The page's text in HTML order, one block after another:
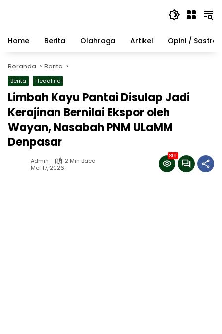
Home
Berita Olahraga Artikel Opini / Sastra
Beranda Berita
Berita Headline
Limbah Kayu Pantai Disulap Jadi
Kerajinan Bernilai Ekspor oleh
Wayan, Nasabah PNM ULaMM
Denpasar
Admin
2 Min Baca
Mei 17, 2026
819